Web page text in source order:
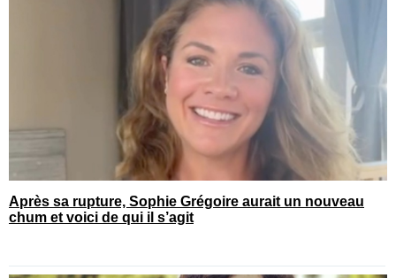
Après sa rupture, Sophie Grégoire aurait un nouveau
chum et voici de qui il s’agit